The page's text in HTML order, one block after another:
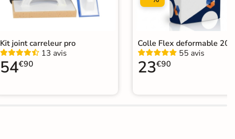
Kit joint carreleur pro
13 avis
54€90
Colle Flex deformable
55 avis
23€90